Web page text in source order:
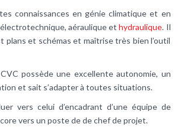
connaissances en génie climatique et en
aéraulique ethydraulique. Il
plans et schémas et maîtrise très bien l’outil
possède une excellente autonomie, un
et sait s’adapter à toutes situations.
vers celui d’encadrant d’une équipe de
vers un poste de de chef de projet.